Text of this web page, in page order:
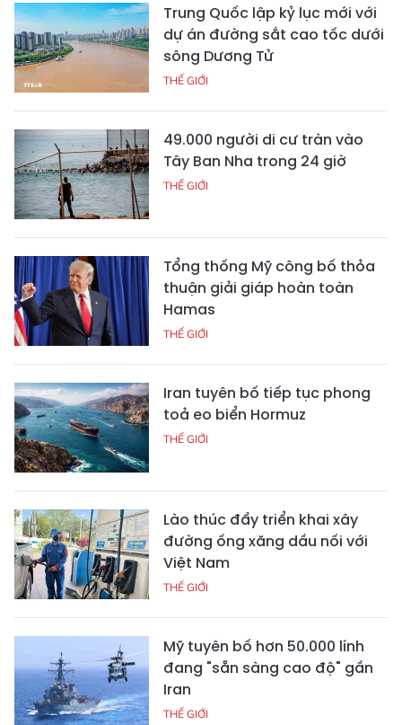
Trung Quốc lập kỷ lục mới với
dự án đường sắt cao tốc dưới
sông Dương Tử
THẾ GIỚI
49.000 người di cư tràn vào
Tây Ban Nha trong 24 giờ
THẾ GIỚI
Tổng thống Mỹ công bố thỏa
thuận giải giáp hoàn toàn
Hamas
THẾ GIỚI
Iran tuyên bố tiếp tục phong
toả eo biển Hormuz
THẾ GIỚI
Lào thúc đẩy triển khai xây
đường ống xăng dầu nối với
Việt Nam
THẾ GIỚI
Mỹ tuyên bố hơn 50.000 lính
đang "sẵn sàng cao độ" gần
Iran
THẾ GIỚI